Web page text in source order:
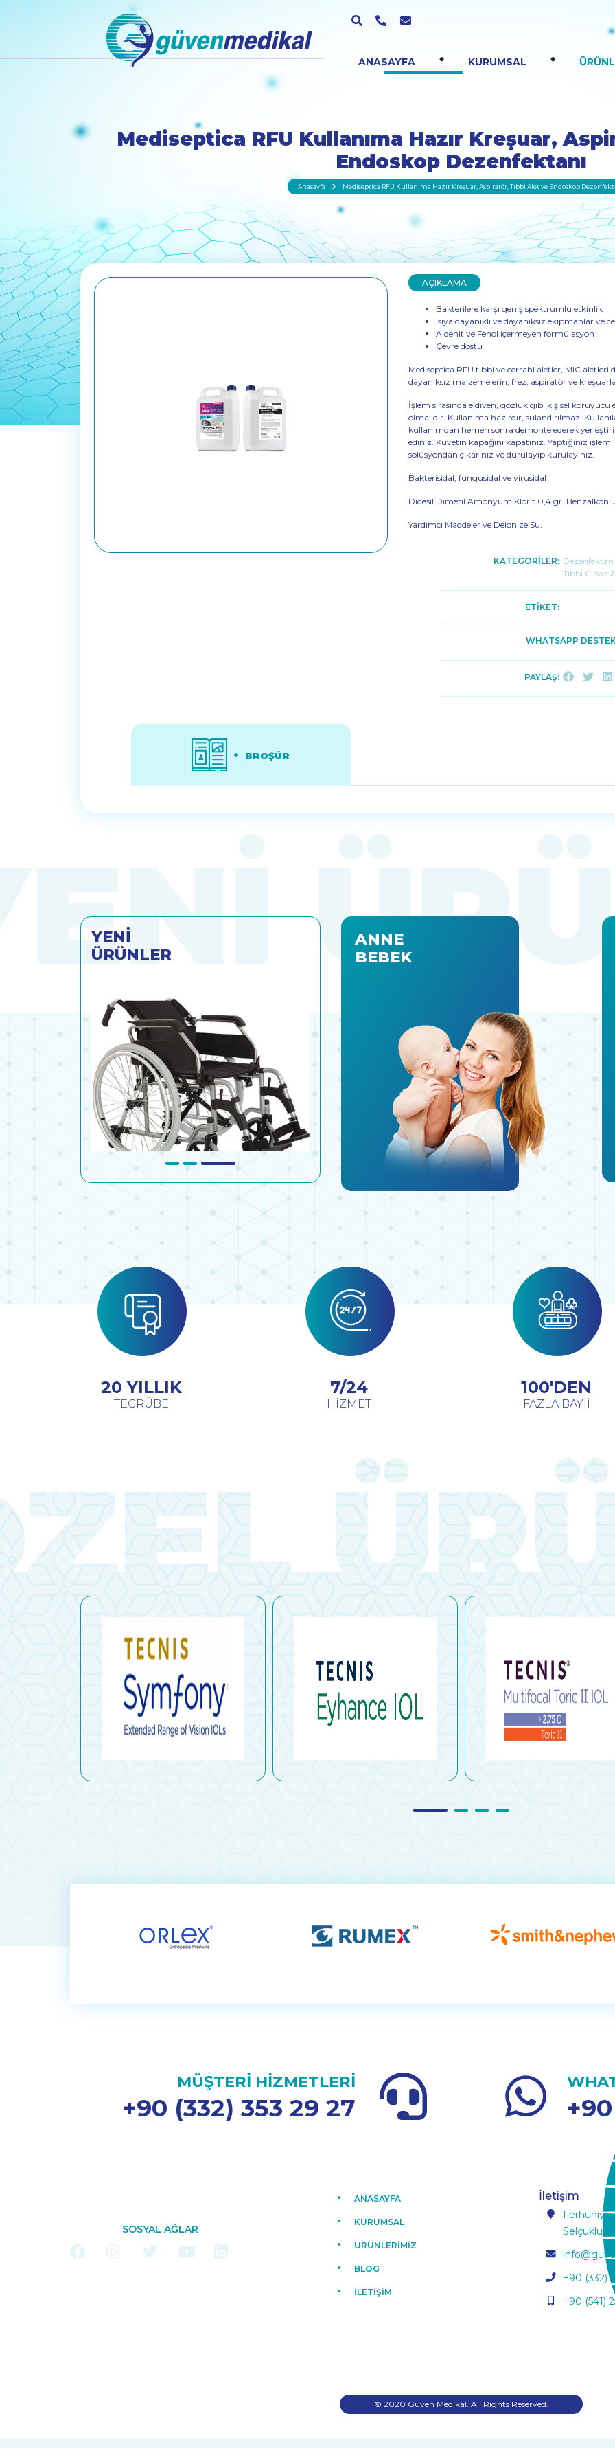
ANASAYFA . KURUMSAL .
Mediseptica RFU Kullanıma Hazır Kreşuar,
Endoskop Dezenfektanı
Anasayfa Mediseptica RFU Kullanıma Hazır Kreşuar, Aspiratör, Tıbbi Alet ve Endoskop
AÇIKLAMA
Bakterilere karşı geniş spektrumlu etkinlik
Isıya dayanıklı ve dayanıksız ekipmanlar ve
Aldehit ve Fenol içermeyen formülasyon
Çevre dostu
Mediseptica RFU tıbbi ve cerrahi aletler, MIC aletleri
dayanıksız malzemelerin, frez, aspiratör ve
İşlem sırasında eldiven, gözlük gibi kişisel
olmalıdır. Kullanıma hazırdır, sulandırılmaz!
kullanımdan hemen sonra demonte ederek
ediniz. Küvetin kapağını kapatınız. Yaptığınız
solüsyondan çıkarınız ve durulayıp kurulayınız.
Bakterisidal, fungusidal ve virusidal
Didesil Dimetil Amonyum Klorit 0,4 gr.
Yardımcı Maddeler ve Deionize Su.
KATEGORİLER:
Tıbbi Cihaz
ETİKET:
WHATSAPP
PAYLAŞ:
BROŞÜR
YENİ
ÜRÜNLER
ANNE
BEBEK
20 YILLIK
TECRÜBE
7/24
HİZMET
100'DEN
FAZLA BAYİİ
MÜŞTERİ HİZMETLERİ
+90 (332) 353 29 27
SOSYAL AĞLAR
ANASAYFA
KURUMSAL
ÜRÜNLERİMİZ
BLOG
İLETİŞİM
İletişim
Ferhuniye,
Selçuklu/
+90 (332)
+90 (541)
© 2020 Güven Medikal. All Rights Reserved.